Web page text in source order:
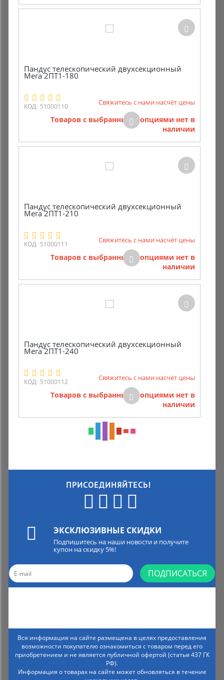
Пандус телескопический двухсекционный
Мега 2ПТ1-180
КОД: 51000110 Свяжитесь с нами насчёт цены
Товаров с выбранными опциями нет в
наличии
Пандус телескопический двухсекционный
Мега 2ПТ1-210
КОД: 51000111 Свяжитесь с нами насчёт цены
Товаров с выбранными опциями нет в
наличии
Пандус телескопический двухсекционный
Мега 2ПТ1-240
КОД: 51000112 Свяжитесь с нами насчёт цены
Товаров с выбранными опциями нет в
наличии
ПРИСОЕДИНЯЙТЕСЬ!
ЭКСКЛЮЗИВНЫЕ СКИДКИ
Подпишитесь на наши новости и получите
купон на скидку 5%!
ПОДПИСАТЬСЯ
Вся информация на сайте размещена в целях предоставления
возможности покупателю ознакомиться с товаром перед его
приобретением и не является публичной офертой (статья 437 ГК
РФ).
Информация о товарах на сайте может обновляться в течение